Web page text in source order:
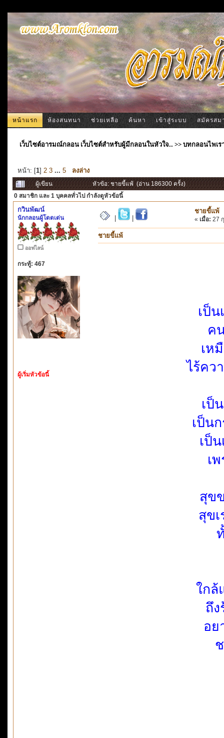
หน้าแรก ห้องสนทนา ช่วยเหลือ ค้นหา เข้าสู่ระบบ สมัครสม
เว็บไซต์อารมณ์กลอน เว็บไซต์สำหรับผู้มีกลอนในหัวใจ.. >>บทกลอนไพเร
หน้า: [1] 2 3 ... 5 ลงล่าง
ผู้เขียน
หัวข้อ: ชายขี้แพ้ (อ่าน 186300 ครั้ง)
0 สมาชิก และ 1 บุคคลทั่วไป กำลังดูหัวข้อนี้
กวินพัฒน์
นักกลอนผู้โดดเด่น
ออฟไลน์
กระทู้: 467
ผู้เริ่มหัวข้อนี้
ชายขี้แพ้
« เมื่อ: 27
ชายขี้แพ้
เป็
ค
เห
ไร้คว
เป็
เป็น
เป็
เ
สุข
สุข
ใกล้
ถึ
อย